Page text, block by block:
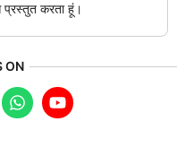
प्रस्तुत करता हूं।
ON